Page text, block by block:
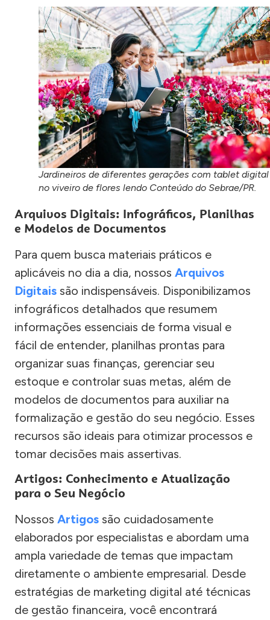
Jardineiros de diferentes gerações com tablet digital
no viveiro de flores lendo Conteúdo do Sebrae/PR.
Arquivos Digitais: Infográficos, Planilhas
e Modelos de Documentos
Para quem busca materiais práticos e
aplicáveis no dia a dia, nossos Arquivos
Digitais são indispensáveis. Disponibilizamos
infográficos detalhados que resumem
informações essenciais de forma visual e
fácil de entender, planilhas prontas para
organizar suas finanças, gerenciar seu
estoque e controlar suas metas, além de
modelos de documentos para auxiliar na
formalização e gestão do seu negócio. Esses
recursos são ideais para otimizar processos e
tomar decisões mais assertivas.
Artigos: Conhecimento e Atualização
para o Seu Negócio
Nossos Artigos são cuidadosamente
elaborados por especialistas e abordam uma
ampla variedade de temas que impactam
diretamente o ambiente empresarial. Desde
estratégias de marketing digital até técnicas
de gestão financeira, você encontrará